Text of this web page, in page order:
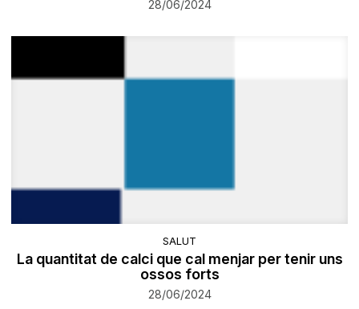
28/06/2024
SALUT
La quantitat de calci que cal menjar per tenir uns
ossos forts
28/06/2024